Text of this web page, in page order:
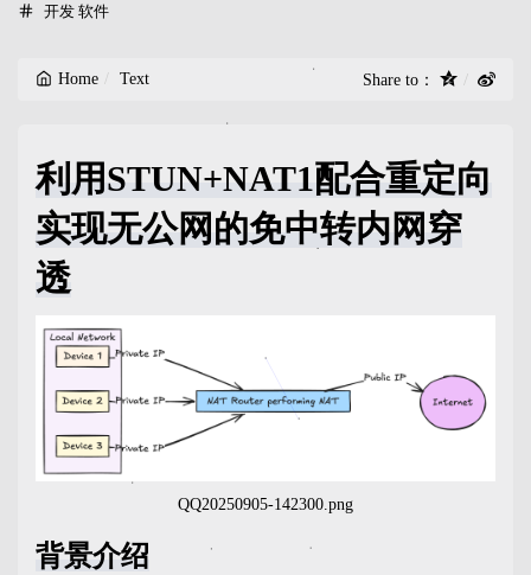
Categories：
开发 软件
Home Text Share to：
利用STUN+NAT1配合重定向
实现无公网的免中转内网穿
透
QQ20250905-142300.png
背景介绍